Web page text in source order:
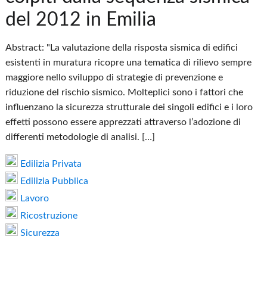
del 2012 in Emilia
Abstract: "La valutazione della risposta sismica di edifici
esistenti in muratura ricopre una tematica di rilievo sempre
maggiore nello sviluppo di strategie di prevenzione e
riduzione del rischio sismico. Molteplici sono i fattori che
influenzano la sicurezza strutturale dei singoli edifici e i loro
effetti possono essere apprezzati attraverso l’adozione di
differenti metodologie di analisi. […]
Edilizia Privata
Edilizia Pubblica
Lavoro
Ricostruzione
Sicurezza